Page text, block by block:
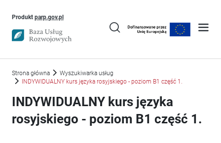
Produkt parp.gov.plUwaga, link otworzy się w nowym oknie
Strona główna
Wyszukiwarka usług
INDYWIDUALNY kurs języka rosyjskiego - poziom B1 część 1.
INDYWIDUALNY kurs języka
rosyjskiego - poziom B1 część 1.